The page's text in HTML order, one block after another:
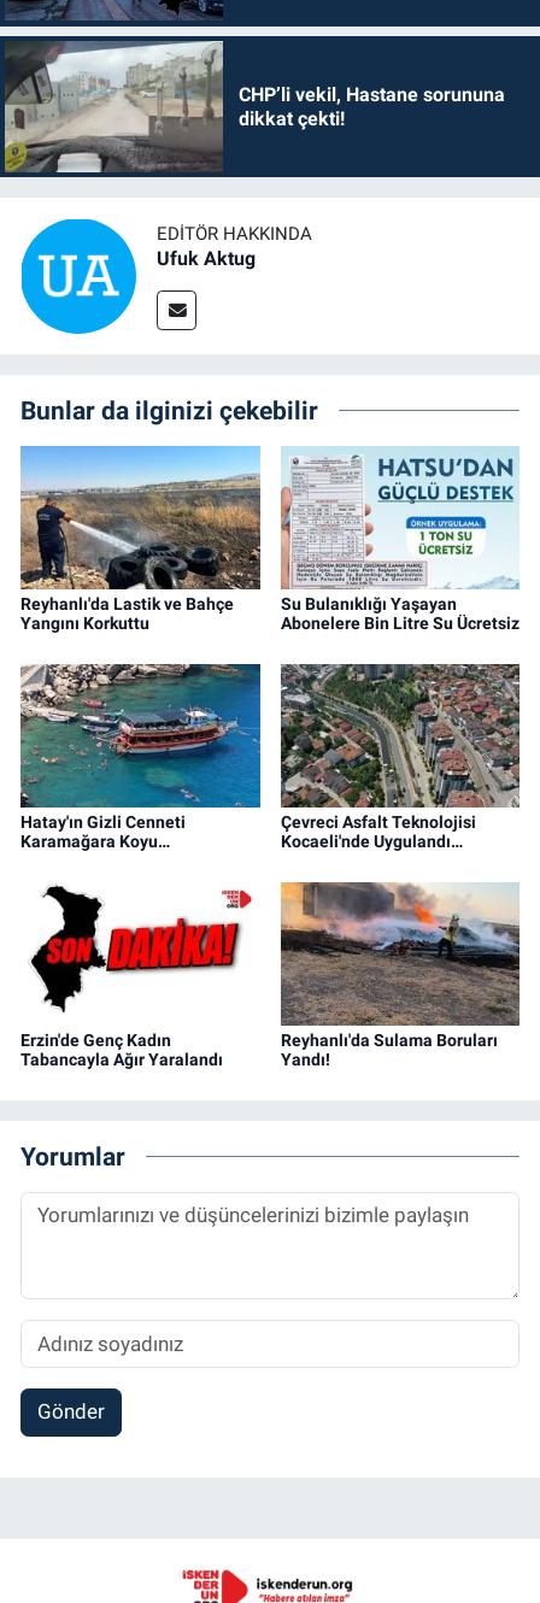
CHP’li vekil, Hastane sorununa
dikkat çekti!
EDITÖR HAKKINDA
Ufuk Aktug
Bunlar da ilginizi çekebilir
Reyhanlı'da Lastik ve Bahçe
Yangını Korkuttu
Su Bulanıklığı Yaşayan
Abonelere Bin Litre Su Ücretsiz
Hatay'ın Gizli Cenneti
Karamağara Koyu…
Çevreci Asfalt Teknolojisi
Kocaeli'nde Uygulandı…
Erzin'de Genç Kadın
Tabancayla Ağır Yaralandı
Reyhanlı'da Sulama Boruları
Yandı!
Yorumlar
Gönder